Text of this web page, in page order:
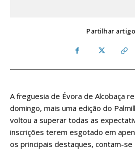
Partilhar
A freguesia de Évora de Alcobaça
domingo, mais uma edição do
voltou a superar todas as
inscrições terem esgotado em
os principais destaques, contam-se